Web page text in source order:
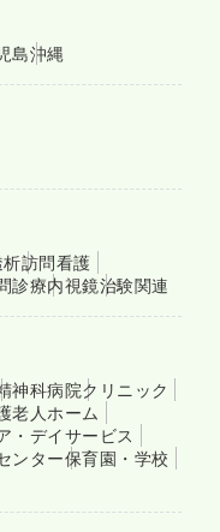
島沖縄
析訪問看護
診療内視鏡治験関連
神科病院クリニック
老人ホーム
・デイサービス
ンター保育園・学校